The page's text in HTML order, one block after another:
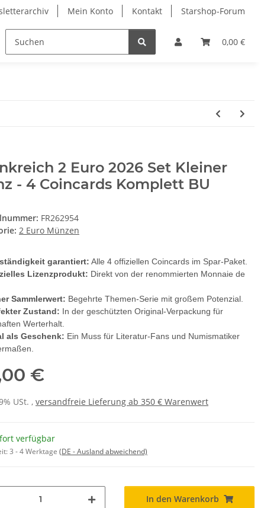
Mein Konto Kontakt Starshop-Forum
0,00 €
2 Euro 2026 Set Kleiner
- 4 Coincards Komplett BU
FR262954
2 Euro Münzen
garantiert: Alle 4 offiziellen Coincards im Spar-Paket.
Lizenzprodukt: Direkt von der renommierten Monnaie de
Sammlerwert: Begehrte Themen-Serie mit großem Potenzial.
Zustand: In der geschützten Original-Verpackung für
Werterhalt.
als Geschenk: Ein Muss für Literatur-Fans und Numismatiker
€
USt. , versandfreie Lieferung ab 350 € Warenwert
verfügbar
3 - 4 Werktage (DE - Ausland abweichend)
In den Warenkorb